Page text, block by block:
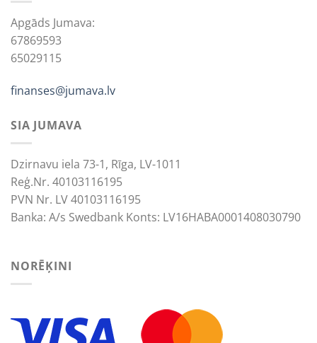
Apgāds Jumava:
67869593
65029115
finanses@jumava.lv
SIA JUMAVA
Dzirnavu iela 73-1, Rīga, LV-1011
Reģ.Nr. 40103116195
PVN Nr. LV 40103116195
Banka: A/s Swedbank Konts: LV16HABA0001408030790
NORĒĶINI